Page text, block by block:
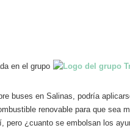
en el grupo
buses en Salinas, podría
renovable para que
pero ¿cuanto se embolsan los